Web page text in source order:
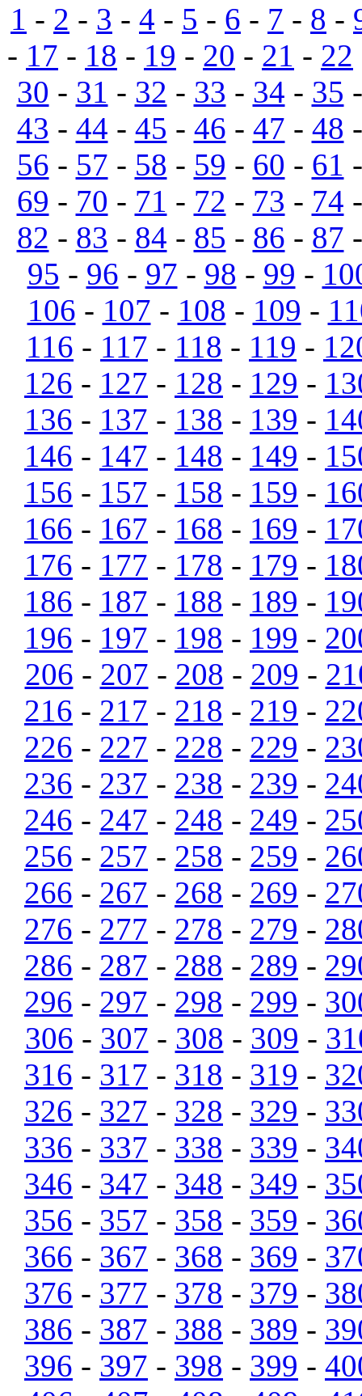
1 - 2 - 3 - 4 - 5 - 6 - 7 - 8 -
- 17 - 18 - 19 - 20 - 21 - 22
30 - 31 - 32 - 33 - 34 - 35
43 - 44 - 45 - 46 - 47 - 48
56 - 57 - 58 - 59 - 60 - 61
69 - 70 - 71 - 72 - 73 - 74
82 - 83 - 84 - 85 - 86 - 87
95 - 96 - 97 - 98 - 99 -
106 - 107 - 108 - 109 -
116 - 117 - 118 - 119 -
126 - 127 - 128 - 129 -
136 - 137 - 138 - 139 -
146 - 147 - 148 - 149 -
156 - 157 - 158 - 159 -
166 - 167 - 168 - 169 -
176 - 177 - 178 - 179 -
186 - 187 - 188 - 189 -
196 - 197 - 198 - 199 -
206 - 207 - 208 - 209 -
216 - 217 - 218 - 219 -
226 - 227 - 228 - 229 -
236 - 237 - 238 - 239 -
246 - 247 - 248 - 249 -
256 - 257 - 258 - 259 -
266 - 267 - 268 - 269 -
276 - 277 - 278 - 279 -
286 - 287 - 288 - 289 -
296 - 297 - 298 - 299 -
306 - 307 - 308 - 309 -
316 - 317 - 318 - 319 -
326 - 327 - 328 - 329 -
336 - 337 - 338 - 339 -
346 - 347 - 348 - 349 -
356 - 357 - 358 - 359 -
366 - 367 - 368 - 369 -
376 - 377 - 378 - 379 -
386 - 387 - 388 - 389 -
396 - 397 - 398 - 399 -